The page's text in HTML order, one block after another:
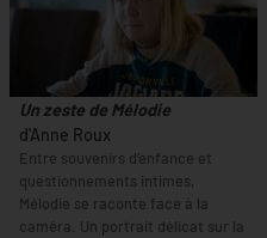
Un zeste de Mélodie
d'Anne Roux
Entre souvenirs d’enfance et
questionnements intimes,
Mélodie se raconte face à la
caméra. Un portrait délicat sur la